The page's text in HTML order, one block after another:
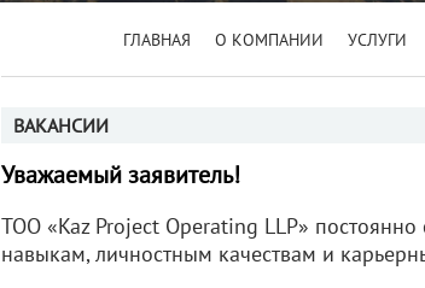
ГЛАВНАЯ О КОМПАНИИ УСЛУГИ
ВАКАНСИИ
Уважаемый заявитель!
ТОО «Kaz Project Operating LLP» постоянно
навыкам, личностным качествам и